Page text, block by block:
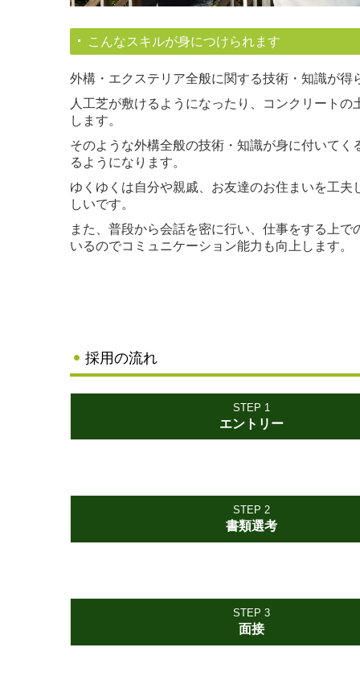
こんなスキルが身につけられます
外構・エクステリア全般に関する技術・知識が得
人工芝が敷けるようになったり、コンクリート
します。
そのような外構全般の技術・知識が身に付いて
るようになります。
ゆくゆくは自分や親戚、お友達のお住まいを工
しいです。
また、普段から会話を密に行い、仕事をする上
いるのでコミュニケーション能力も向上します。
採用の流れ
STEP 1
エントリー
STEP 2
書類選考
STEP 3
面接